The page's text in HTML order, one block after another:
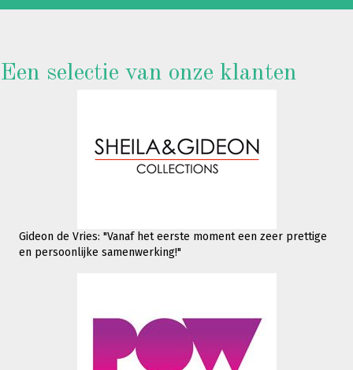
Een selectie van onze klanten
Gideon de Vries: "Vanaf het eerste moment een zeer prettige
en persoonlijke samenwerking!"